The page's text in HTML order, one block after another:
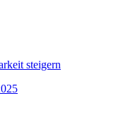
steigern